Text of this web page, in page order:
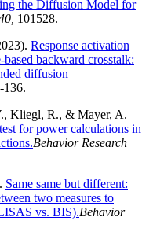
the Diffusion Model for
101528.
Response activation
backward crosstalk:
diffusion
136.
Kliegl, R., & Mayer, A.
for power calculations in
Behavior Research
Same same but different:
two measures to
vs. BIS).Behavior